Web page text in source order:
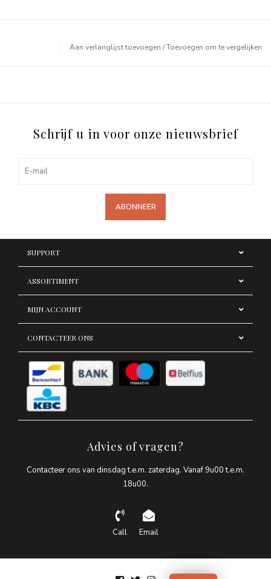
Aan verlanglijst toevoegen /Toevoegen om te vergelijken
Schrijf u in voor onze nieuwsbrief
ABONNEER
SUPPORT
ASSORTIMENT
MIJN ACCOUNT
CONTACTEER ONS
Advies of vragen?
Contacteer ons van dinsdag t.e.m. zaterdag. Vanaf 9u00 t.e.m.
18u00.
Call Email